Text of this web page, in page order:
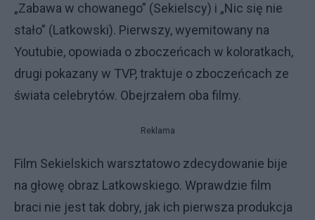
„Zabawa w chowanego” (Sekielscy) i „Nic się nie
stało” (Latkowski). Pierwszy, wyemitowany na
Youtubie, opowiada o zboczeńcach w koloratkach,
drugi pokazany w TVP, traktuje o zboczeńcach ze
świata celebrytów. Obejrzałem oba filmy.
Reklama
Film Sekielskich warsztatowo zdecydowanie bije
na głowę obraz Latkowskiego. Wprawdzie film
braci nie jest tak dobry, jak ich pierwsza produkcja